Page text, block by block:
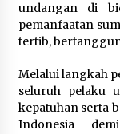
undangan di
pemanfaatan
tertib,
Melalui langkah
seluruh pelaku
kepatuhan serta
Indonesia